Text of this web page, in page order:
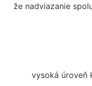
že nadviazanie
vysoká úroveň